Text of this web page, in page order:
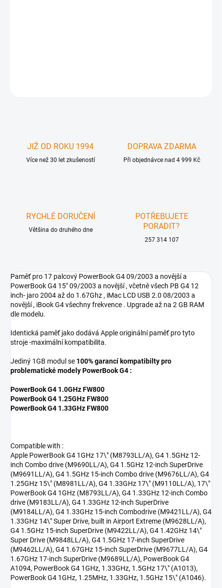
JIŽ OD ROKU 1994
Více než 30 let zkušeností
DOPRAVA ZDARMA
Při objednávce nad 4 999 Kč
RYCHLÉ DORUČENÍ
Většina do druhého dne
POTŘEBUJETE
PORADIT?
257 314 107
Paměť pro 17 palcový PowerBook G4 09/2003 a novější a
PowerBook G4 15" 09/2003 a novější , včetně všech PB G4 12
inch- jaro 2004 až do 1.67Ghz , iMac LCD USB 2.0 08/2003 a
novější , iBook G4 všechny frekvence . Upgrade až na 2 GB RAM
dle modelu.
Identická paměť jako dodává Apple originální paměť pro tyto
stroje -maximální kompatibilita.
Jediný 1GB modul se 100% garancí kompatibilty pro
problematické modely PowerBook G4 :
PowerBook G4 1.0GHz FW800
PowerBook G4 1.25GHz FW800
PowerBook G4 1.33GHz FW800
Compatible with :
Apple PowerBook G4 1GHz 17\" (M8793LL/A), G4 1.5GHz 12-
inch Combo drive (M9690LL/A), G4 1.5GHz 12-inch SuperDrive
(M9691LL/A), G4 1.5GHz 15-inch Combo drive (M9676LL/A), G4
1.25GHz 15\" (M8981LL/A), G4 1.33GHz 17\" (M9110LL/A), 17\"
PowerBook G4 1GHz (M8793LL/A), G4 1.33GHz 12-inch Combo
drive (M9183LL/A), G4 1.33GHz 12-inch SuperDrive
(M9184LL/A), G4 1.33GHz 15-inch Combodrive (M9421LL/A), G4
1.33GHz 14\" Super Drive, built in Airport Extreme (M9628LL/A),
G4 1.5GHz 15-inch SuperDrive (M9422LL/A), G4 1.42GHz 14\"
Super Drive (M9848LL/A), G4 1.5GHz 17-inch SuperDrive
(M9462LL/A), G4 1.67GHz 15-inch SuperDrive (M9677LL/A), G4
1.67GHz 17-inch SuperDrive (M9689LL/A), PowerBook G4
A1094, PowerBook G4 1GHz, 1.33GHz, 1.5GHz 17\" (A1013),
PowerBook G4 1GHz, 1.25MHz, 1.33GHz, 1.5GHz 15\" (A1046).